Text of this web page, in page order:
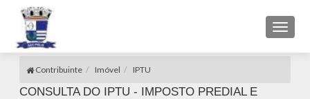
Toggle
Contribuinte Imóvel IPTU
CONSULTA DO IPTU - IMPOSTO PREDIAL E